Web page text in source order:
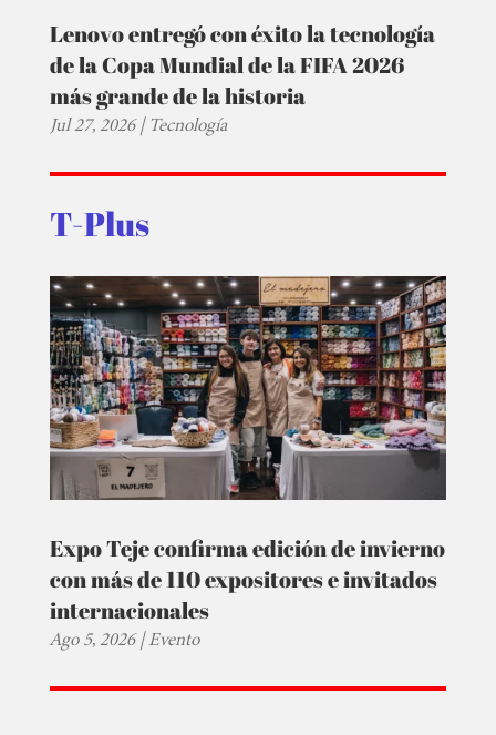
Lenovo entregó con éxito la tecnología
de la Copa Mundial de la FIFA 2026
más grande de la historia
Jul 27, 2026|Tecnología
T-Plus
Expo Teje confirma edición de invierno
con más de 110 expositores e invitados
internacionales
Ago 5, 2026|Evento